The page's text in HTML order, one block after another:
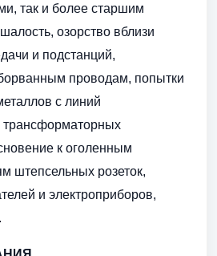
так и более старшим
озорство вблизи
и подстанций,
проводам, попытки
с линий
трансформаторных
к оголенным
штепсельных розеток,
и электроприборов,